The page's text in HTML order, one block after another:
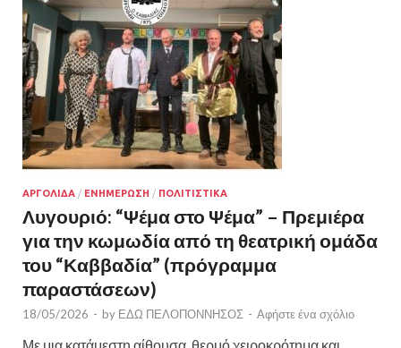
ΑΡΓΟΛΙΔΑ / ΕΝΗΜΕΡΩΣΗ / ΠΟΛΙΤΙΣΤΙΚΑ
Λυγουριό: “Ψέμα στο Ψέμα” – Πρεμιέρα
για την κωμωδία από τη θεατρική ομάδα
του “Καββαδία” (πρόγραμμα
παραστάσεων)
18/05/2026 - by ΕΔΩ ΠΕΛΟΠΟΝΝΗΣΟΣ - Αφήστε ένα σχόλιο